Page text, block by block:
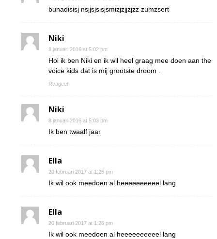
bunadisisj nsjjsjsisjsmizjzjjzjzz zumzsert
Niki
8 januari 2016 at 5:02 pm
Hoi ik ben Niki en ik wil heel graag mee doen aan the
voice kids dat is mij grootste droom .
Reageer
Niki
8 januari 2016 at 5:03 pm
Ik ben twaalf jaar
Ella
20 februari 2017 at 1:25 pm
Ik wil ook meedoen al heeeeeeeeeel lang
Ella
20 februari 2017 at 1:26 pm
Ik wil ook meedoen al heeeeeeeeeel lang